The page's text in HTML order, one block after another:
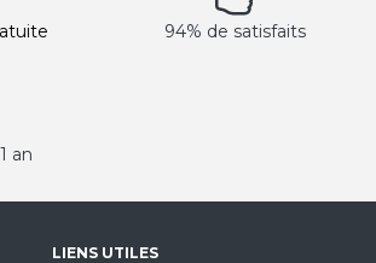
94% de satisfaits
an
LIENS UTILES